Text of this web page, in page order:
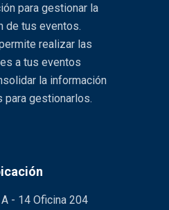
para gestionar la
de tus eventos.
realizar las
a tus eventos
la información
para gestionarlos.
- 14 Oficina 204